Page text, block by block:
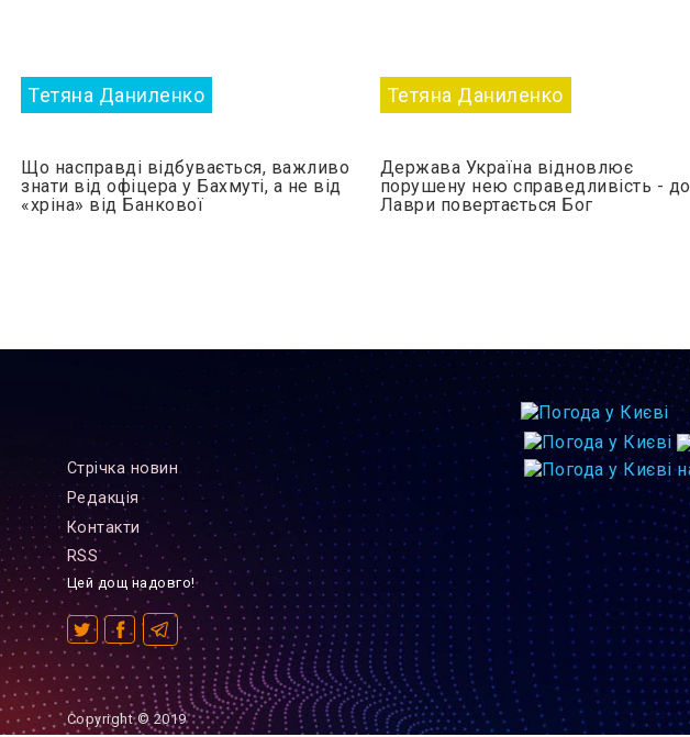
Тетяна Даниленко
Що насправді відбувається, важливо
знати від офіцера у Бахмуті, а не від
«хріна» від Банкової
Тетяна Даниленко
Держава Україна відновлює
порушену нею справедливість - до
Лаври повертається Бог
Стрiчка новин
Редакцiя
Контакти
RSS
Цей дощ надовго!
Copyright © 2019